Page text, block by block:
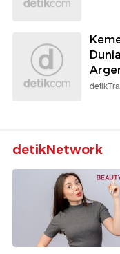
detikNetwork